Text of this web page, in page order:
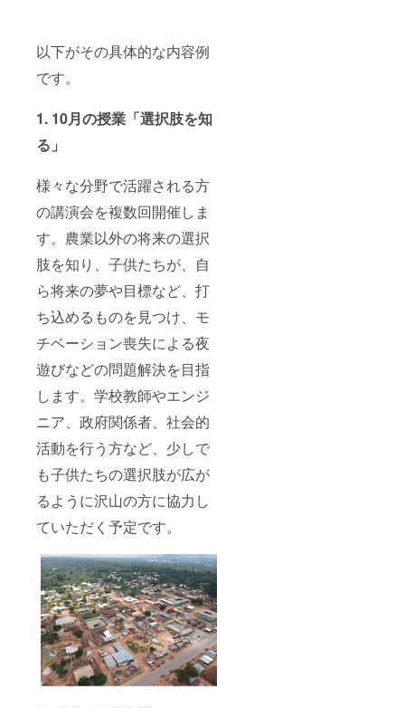
以下がその具体的な内容例
です。
1. 10月の授業「選択肢を知
る」
様々な分野で活躍される方
の講演会を複数回開催しま
す。農業以外の将来の選択
肢を知り、子供たちが、自
ら将来の夢や目標など、打
ち込めるものを見つけ、モ
チベーション喪失による夜
遊びなどの問題解決を目指
します。学校教師やエンジ
ニア、政府関係者、社会的
活動を行う方など、少しで
も子供たちの選択肢が広が
るように沢山の方に協力し
ていただく予定です。